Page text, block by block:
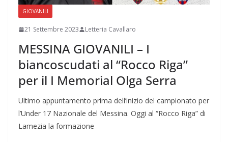
GIOVANILI
21 Settembre 2023 Letteria Cavallaro
MESSINA GIOVANILI – I
biancoscudati al “Rocco Riga”
per il I Memorial Olga Serra
Ultimo appuntamento prima dell’inizio del campionato per
l’Under 17 Nazionale del Messina. Oggi al “Rocco Riga” di
Lamezia la formazione